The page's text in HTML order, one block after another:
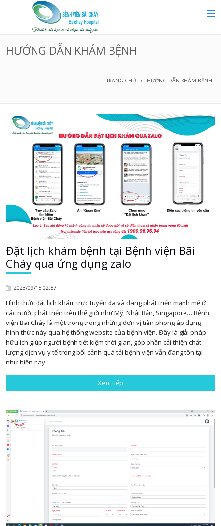
Tin tức
Dịch vụ y tế
Dành cho khách hàng
HƯỚNG DẪN KHÁM BỆNH
TRANG CHỦ HƯỚNG DẪN KHÁM BỆNH
Đặt lịch khám bệnh tại Bệnh viện Bãi
Cháy qua ứng dụng zalo
2023/09/15 02:57
Hình thức đặt lịch khám trực tuyến đã và đang phát triển mạnh mẽ ở
các nước phát triển trên thế giới như Mỹ, Nhật Bản, Singapore… Bệnh
viện Bãi Cháy là một trong trong những đơn vị tiên phong áp dụng
hình thức này qua hệ thống website của bệnh viện. Đây là giải pháp
hữu ích giúp người bệnh tiết kiệm thời gian, góp phần cải thiện chất
lượng dịch vụ y tế trong bối cảnh quá tải bệnh viện vẫn đang tồn tại
như hiện nay.
Xem tiếp